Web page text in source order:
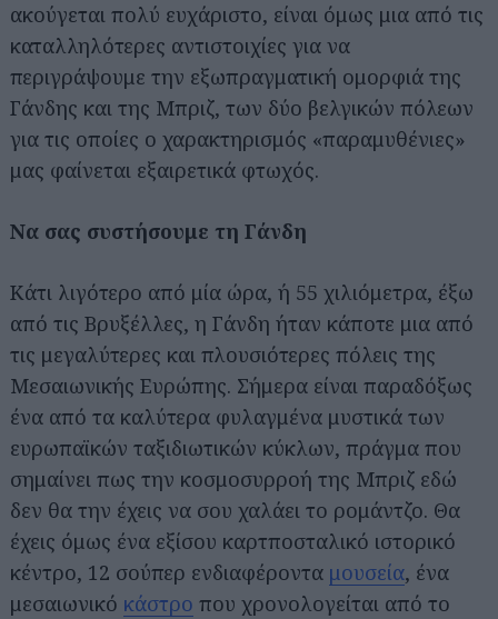
ακούγεται πολύ ευχάριστο, είναι όμως μια από τις
καταλληλότερες αντιστοιχίες για να
περιγράψουμε την εξωπραγματική ομορφιά της
Γάνδης και της Μπριζ, των δύο βελγικών πόλεων
για τις οποίες ο χαρακτηρισμός «παραμυθένιες»
μας φαίνεται εξαιρετικά φτωχός.
Να σας συστήσουμε τη Γάνδη
Κάτι λιγότερο από μία ώρα, ή 55 χιλιόμετρα, έξω
από τις Βρυξέλλες, η Γάνδη ήταν κάποτε μια από
τις μεγαλύτερες και πλουσιότερες πόλεις της
Μεσαιωνικής Ευρώπης. Σήμερα είναι παραδόξως
ένα από τα καλύτερα φυλαγμένα μυστικά των
ευρωπαϊκών ταξιδιωτικών κύκλων, πράγμα που
σημαίνει πως την κοσμοσυρροή της Μπριζ εδώ
δεν θα την έχεις να σου χαλάει το ρομάντζο. Θα
έχεις όμως ένα εξίσου καρτποσταλικό ιστορικό
κέντρο, 12 σούπερ ενδιαφέροντα μουσεία, ένα
μεσαιωνικό κάστρο που χρονολογείται από το